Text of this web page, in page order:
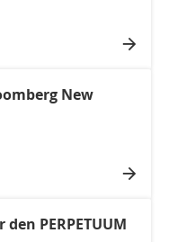
New
PERPETUUM